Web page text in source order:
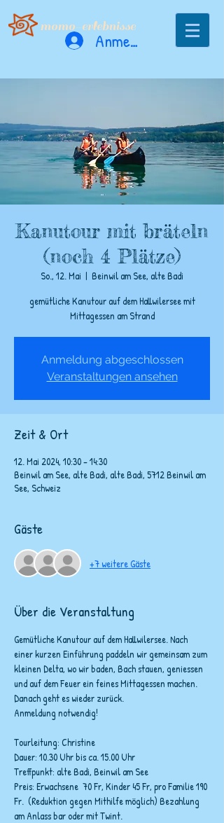
momo-erlebnisse
Anmelden
Kanutour mit bräteln
(noch 4 Plätze)
So., 12. Mai
  |
Beinwil am See, alte Badi
gemütliche Kanutour auf dem Hallwilersee mit
Mittagessen am Strand
Anmeldung abgeschlossen
Veranstaltungen ansehen
Zeit & Ort
12. Mai 2024, 10:30 – 14:30
Beinwil am See, alte Badi, alte Badi, 5712 Beinwil am
See, Schweiz
Gäste
+7 weitere Gäste
Über die Veranstaltung
Gemütliche Kanutour auf dem Hallwilersee. Nach
einer kurzen Einführung paddeln wir gemeinsam zum
kleinen Delta, wo wir baden, Bach stauen, geniessen
und auf dem Feuer ein feines Mittagessen machen.
Danach geht es wieder zurück.
Anmeldung notwendig!
Tourleitung: Christine
Dauer: 10.30 Uhr bis ca. 15.00 Uhr
Treffpunkt: alte Badi, Beinwil am See
Preis: Erwachsene  70 Fr, Kinder 45 Fr, pro Familie 190
Fr.  (Reduktion gegen Mithilfe möglich) Bezahlung
am Anlass bar oder mit Twint.